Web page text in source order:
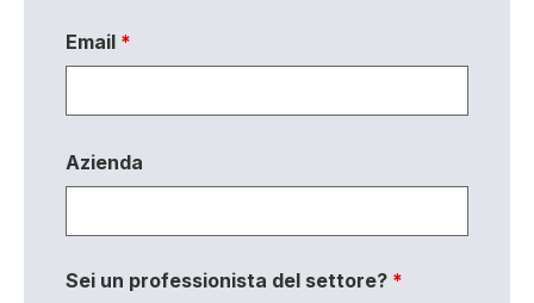
Email *
Azienda
Sei un professionista del settore? *